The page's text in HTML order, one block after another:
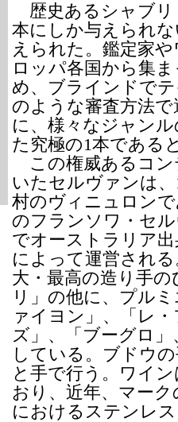
歴史あるシャブリ
本にしか与えられ
えられた。鑑定家
ロッパ各国から集
め、ブラインドで
のような審査方法
に、様々なジャン
た究極の1本である
この権威あるコン
いたセルヴァンは
村のヴィニュロン
のフランソワ・セ
でオーストラリア
によって運営され
大・最高の造り手
リ」の他に、プル
ァイヨン」、「レ
ズ」、「ブーグロ
している。ブドウ
と手で行う。ワイ
おり、近年、マー
におけるステンレ